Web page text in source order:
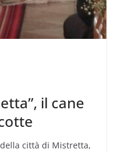
il cane
città di Mistretta,